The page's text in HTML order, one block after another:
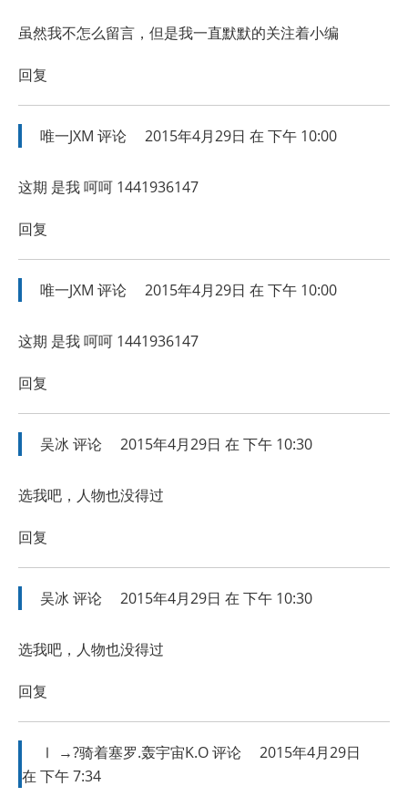
虽然我不怎么留言，但是我一直默默的关注着小编
回复
唯一JXM 评论 2015年4月29日 在 下午 10:00
这期 是我 呵呵 1441936147
回复
唯一JXM 评论 2015年4月29日 在 下午 10:00
这期 是我 呵呵 1441936147
回复
吴冰评论 2015年4月29日 在 下午 10:30
选我吧，人物也没得过
回复
吴冰评论 2015年4月29日 在 下午 10:30
选我吧，人物也没得过
回复
Ⅰ →?骑着塞罗.轰宇宙K.O评论
2015年4月29日
在 下午 7:34